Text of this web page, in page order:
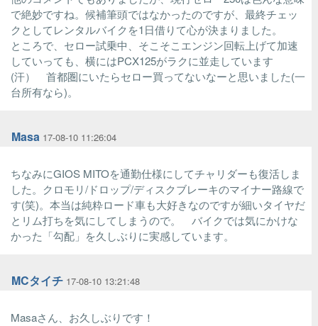
で絶妙ですね。候補筆頭ではなかったのですが、最終チェッ
クとしてレンタルバイクを1日借りて心が決まりました。
ところで、セロー試乗中、そこそこエンジン回転上げて加速
していっても、横にはPCX125がラクに並走しています
(汗） 首都圏にいたらセロー買ってないなーと思いました(一
台所有なら)。
Masa 17-08-10 11:26:04
ちなみにGIOS MITOを通勤仕様にしてチャリダーも復活しま
した。クロモリ/ドロップ/ディスクブレーキのマイナー路線で
す(笑)。本当は純粋ロード車も大好きなのですが細いタイヤだ
とリム打ちを気にしてしまうので。 バイクでは気にかけな
かった「勾配」を久しぶりに実感しています。
MCタイチ 17-08-10 13:21:48
Masaさん、お久しぶりです！